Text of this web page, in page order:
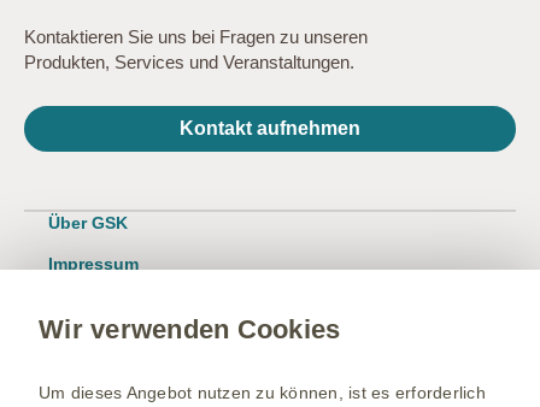
Kontaktieren Sie uns bei Fragen zu unseren
Produkten, Services und Veranstaltungen.
Kontakt aufnehmen
Über GSK
Impressum
Kontakt/Nebenwirkung melden
Wir verwenden Cookies
Um dieses Angebot nutzen zu können, ist es erforderlich